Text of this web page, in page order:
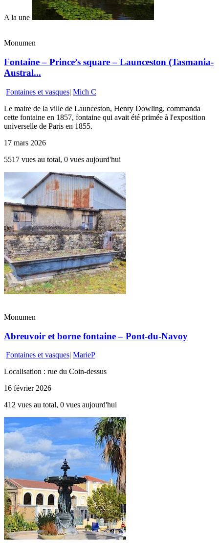
A la une
Monumen
Fontaine – Prince’s square – Launceston (Tasmania-
Austral...
Fontaines et vasques| Mich C
Le maire de la ville de Launceston, Henry Dowling, commanda
cette fontaine en 1857, fontaine qui avait été primée à l'exposition
universelle de Paris en 1855.
17 mars 2026
5517 vues au total, 0 vues aujourd'hui
Monumen
Abreuvoir et borne fontaine – Pont-du-Navoy
Fontaines et vasques| MarieP
Localisation : rue du Coin-dessus
16 février 2026
412 vues au total, 0 vues aujourd'hui